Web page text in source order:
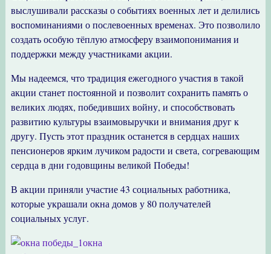
выслушивали рассказы о событиях военных лет и делились
воспоминаниями о послевоенных временах. Это позволило
создать особую тёплую атмосферу взаимопонимания и
поддержки между участниками акции.
Мы надеемся, что традиция ежегодного участия в такой
акции станет постоянной и позволит сохранить память о
великих людях, победивших войну, и способствовать
развитию культуры взаимовыручки и внимания друг к
другу. Пусть этот праздник останется в сердцах наших
пенсионеров ярким лучиком радости и света, согревающим
сердца в дни годовщины великой Победы!
В акции приняли участие 43 социальных работника,
которые украшали окна домов у 80 получателей
социальных услуг.
окна